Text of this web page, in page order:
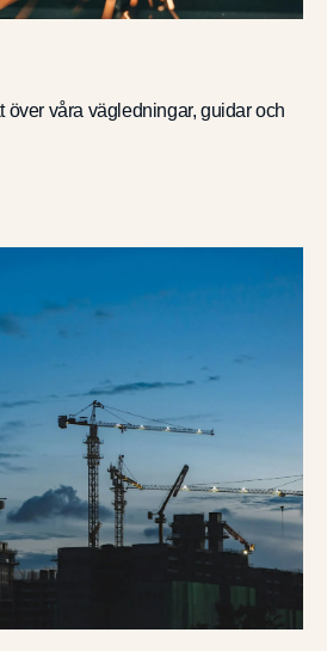
över våra vägledningar, guidar och